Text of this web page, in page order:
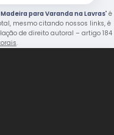
para Varanda na Lavras" é
mesmo citando nossos links, é
de direito autoral – artigo 184
.